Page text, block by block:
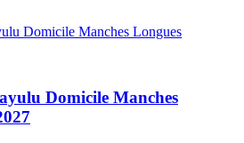
Domicile Manches